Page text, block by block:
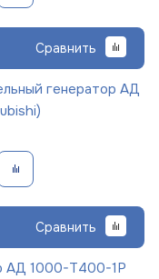
Сравнить
генератор АД
Сравнить
АД 1000-Т400-1Р